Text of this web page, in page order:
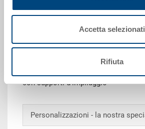
Accetta selezionati
Rifiuta
Contenitore NESCO, PP, blu luce
600x400x400 mm, interno in alto
mm, altezza da inserito 106 mm,
lisce da ambo i lati, fondo a
con supporti d'impilaggio
Personalizzazioni - la nostra